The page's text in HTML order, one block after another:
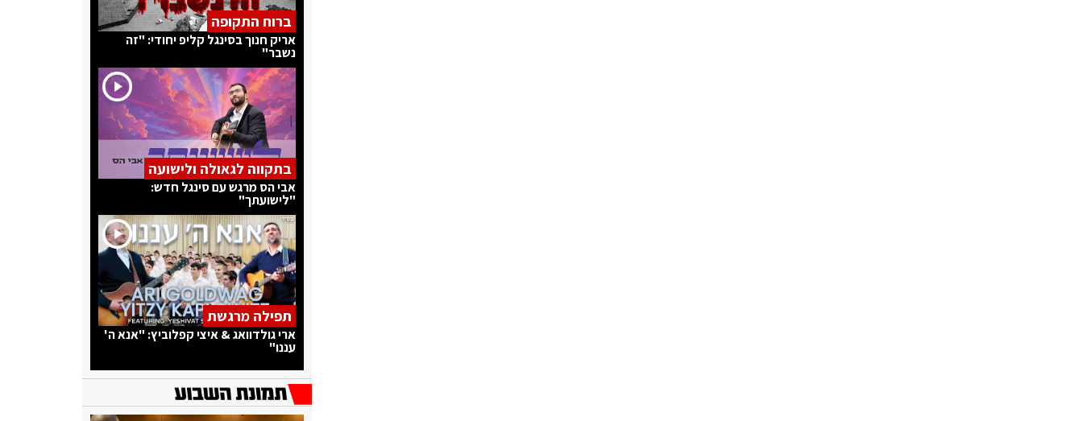
ברוח התקופה
אריק חנוך בסינגל קליפ יחודי: "זה
נשבר"
בתקווה לגאולה ולישועה
אבי הס מרגש עם סינגל חדש:
"לישועתך"
תפילה מרגשת
ארי גולדוואג & איצי קפלוביץ: "אנא ה'
עננו"